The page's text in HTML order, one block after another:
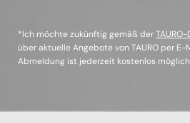
*Ich möchte zukünftig gemäß der
über aktuelle Angebote von TAURO per
Abmeldung ist jederzeit kostenlos